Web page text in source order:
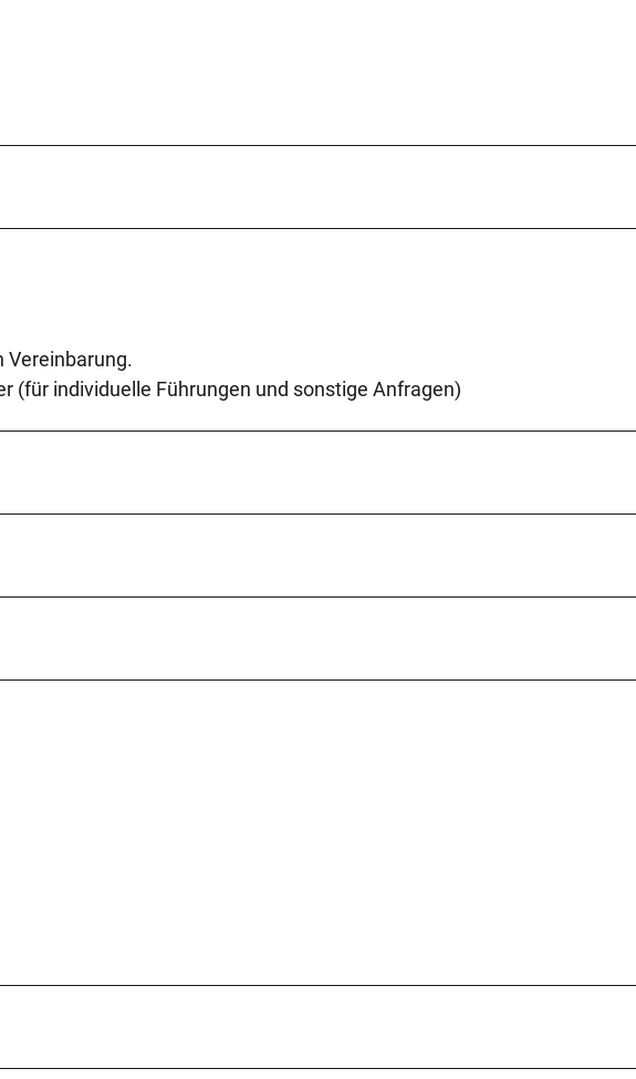
Vereinbarung.
(für individuelle Führungen und sonstige Anfragen)